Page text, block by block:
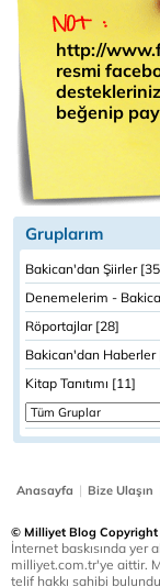
http://
resmi
beğenip
Gruplarım
Bakican'dan Şiirler
Denemelerim -
Röportajlar [28]
Bakican'dan Haberler
Kitap Tanıtımı [11]
Anasayfa | Bize Ulaşın
© Milliyet Blog
İnternet baskısında yer
milliyet.com.tr'ye aittir.
telif hakkı sahibi